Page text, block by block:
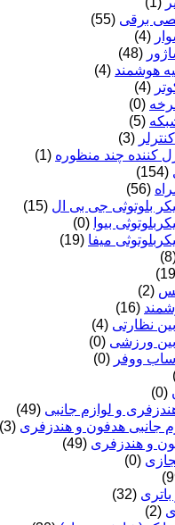
برقی (55)
(4)
(48)
هوشمند (4)
(4)
(0)
(5)
(3)
کننده چند منظوره (1)
(154)
(56)
بلوتوثی جی بی ال (15)
بیوا (0)
میفا (19)
(2)
(16)
نظارتی (4)
ورزشی (0)
ساب ووفر (0)
(0)
و لوازم جانبی (49)
جانبی هدفون و هندزفری (3)
و هندزفری (49)
(0)
باتری (32)
(2)